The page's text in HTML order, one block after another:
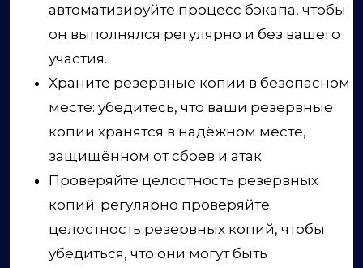
автоматизируйте процесс бэкапа, чтобы
он выполнялся регулярно и без вашего
участия.
Храните резервные копии в безопасном
месте: убедитесь, что ваши резервные
копии хранятся в надёжном месте,
защищённом от сбоев и атак.
Проверяйте целостность резервных
копий: регулярно проверяйте
целостность резервных копий, чтобы
убедиться, что они могут быть